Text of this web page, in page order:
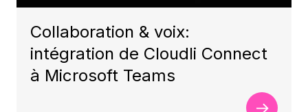
Collaboration & voix:
intégration de Cloudli Connect
à Microsoft Teams